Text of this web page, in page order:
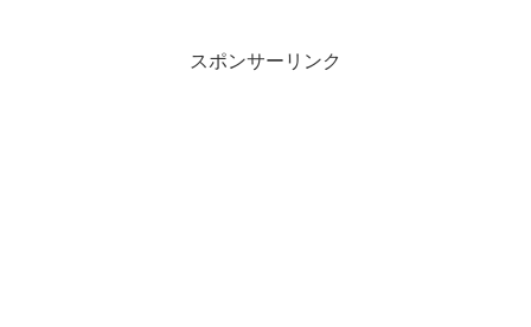
スポンサーリンク